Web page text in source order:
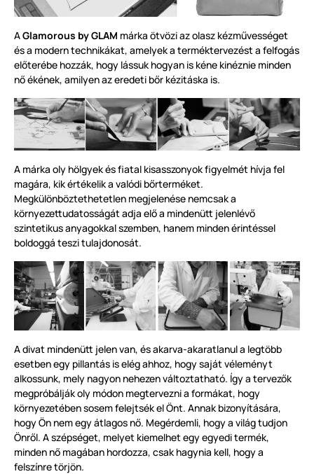
AGlamorous by GLAM márka ötvözi az olasz kézművességet
és a modern technikákat, amelyek a terméktervezést a felfogás
előterébe hozzák, hogy lássuk hogyan is kéne kinéznie minden
nő ékének, amilyen az eredeti bőr kézitáska is.
A márka oly hölgyek és fiatal kisasszonyok figyelmét hívja fel
magára, kik értékelik a valódi bőrterméket.
Megkülönböztethetetlen megjelenése nemcsak a
környezettudatosságát adja elő a mindenütt jelenlévő
szintetikus anyagokkal szemben, hanem minden érintéssel
boldoggá teszi tulajdonosát.
A divat mindenütt jelen van, és akarva-akaratlanul a legtöbb
esetben egy pillantás is elég ahhoz, hogy saját véleményt
alkossunk, mely nagyon nehezen változtatható. Így a tervezők
megpróbálják oly módon megtervezni a formákat, hogy
környezetében sosem felejtsék el Önt. Annak bizonyítására,
hogy Ön nem egy átlagos nő. Megérdemli, hogy a világ tudjon
Önről. A szépséget, melyet kiemelhet egy egyedi termék,
minden nő magában hordozza, csak hagynia kell, hogy a
felszínre törjön.